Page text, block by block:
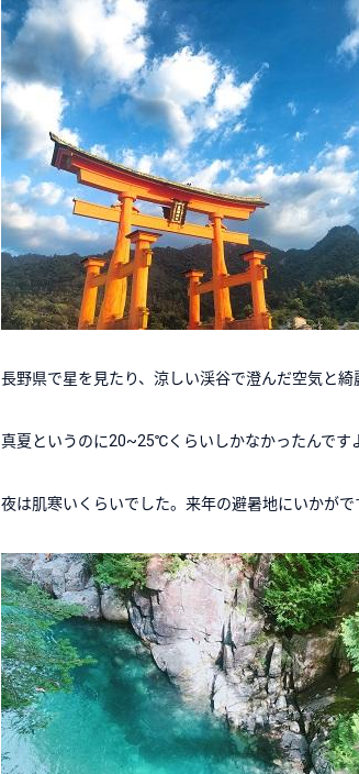
長野県で星を見たり、涼しい渓谷で澄んだ空気と綺
真夏というのに20~25℃くらいしかなかったんです
夜は肌寒いくらいでした。来年の避暑地にいかがで